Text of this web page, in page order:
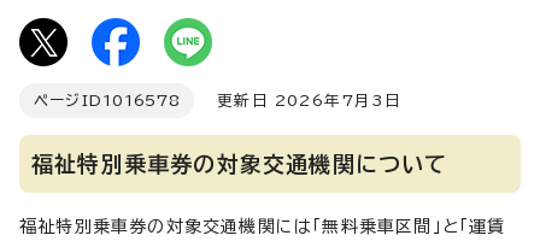
ページID 1016578 更新日 2026年7月3日
福祉特別乗車券の対象交通機関について
福祉特別乗車券の対象交通機関には「無料乗車区間」と「運賃